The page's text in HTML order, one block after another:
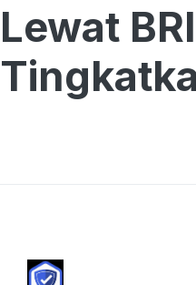
Lewat